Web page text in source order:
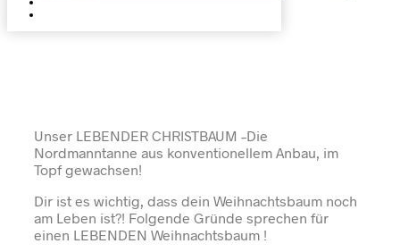
Unser LEBENDER CHRISTBAUM –Die
Nordmanntanne aus konventionellem Anbau, im
Topf gewachsen!
Dir ist es wichtig, dass dein Weihnachtsbaum noch
am Leben ist?! Folgende Gründe sprechen für
einen LEBENDEN Weihnachtsbaum !